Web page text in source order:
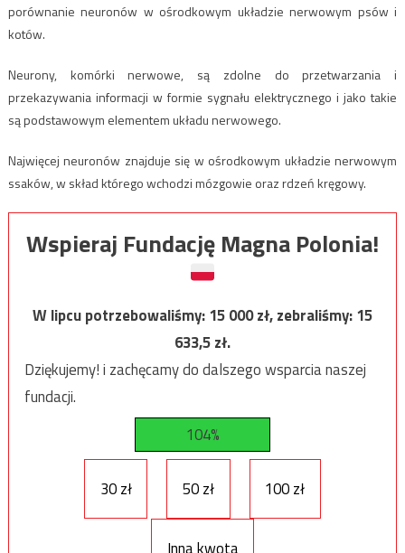
porównanie neuronów w ośrodkowym układzie nerwowym psów i
kotów.
Neurony, komórki nerwowe, są zdolne do przetwarzania i
przekazywania informacji w formie sygnału elektrycznego i jako takie
są podstawowym elementem układu nerwowego.
Najwięcej neuronów znajduje się w ośrodkowym układzie nerwowym
ssaków, w skład którego wchodzi mózgowie oraz rdzeń kręgowy.
Wspieraj Fundację Magna Polonia!
W lipcu potrzebowaliśmy:15 000zł, zebraliśmy:15
633,5zł.
Dziękujemy! i zachęcamy do dalszego wsparcia naszej
fundacji.
104%
30 zł 50 zł 100 zł
Inna kwota